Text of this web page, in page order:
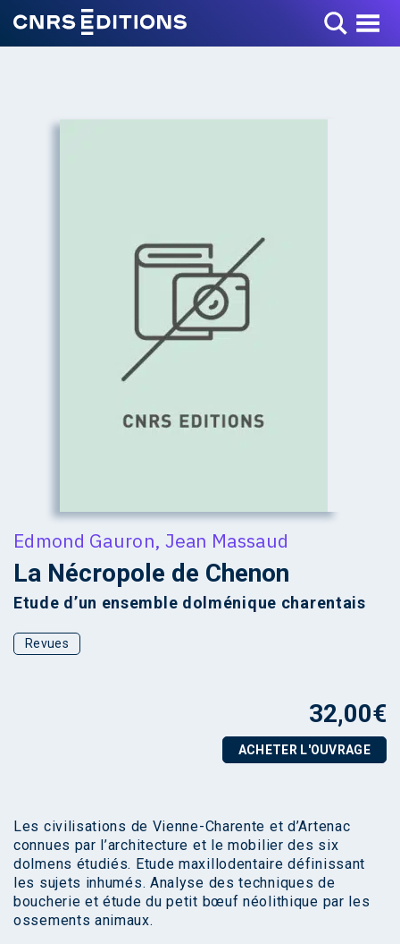
Toggle Menu
Edmond Gauron, Jean Massaud
La Nécropole de Chenon
Etude d’un ensemble dolménique charentais
Revues
32,00€
ACHETER L'OUVRAGE
Les civilisations de Vienne-Charente et d’Artenac
connues par l’architecture et le mobilier des six
dolmens étudiés. Etude maxillodentaire définissant
les sujets inhumés. Analyse des techniques de
boucherie et étude du petit bœuf néolithique par les
ossements animaux.